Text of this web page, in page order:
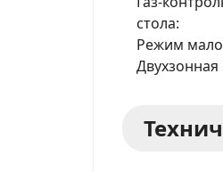
стола
Режим